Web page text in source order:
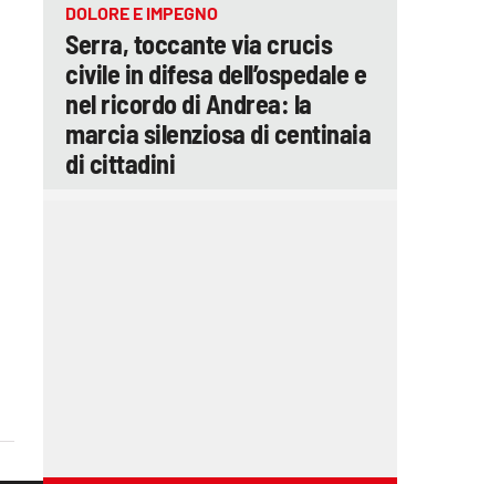
DOLORE E IMPEGNO
Serra, toccante via crucis
civile in difesa dell’ospedale e
nel ricordo di Andrea: la
marcia silenziosa di centinaia
di cittadini